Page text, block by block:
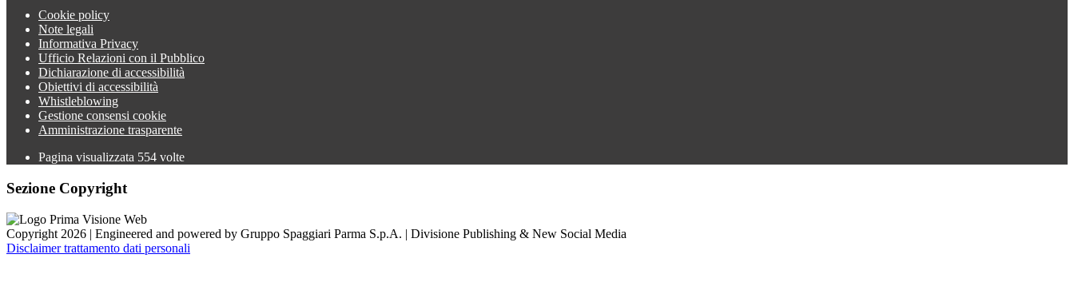
Cookie policy
Note legali
Informativa Privacy
Ufficio Relazioni con il Pubblico
Dichiarazione di accessibilità
Obiettivi di accessibilità
Whistleblowing
Gestione consensi cookie
Amministrazione trasparente
Pagina visualizzata 554 volte
Sezione Copyright
Copyright 2026 | Engineered and powered by Gruppo Spaggiari Parma S.p.A. | Divisione Publishing & New Social Media
Disclaimer trattamento dati personali